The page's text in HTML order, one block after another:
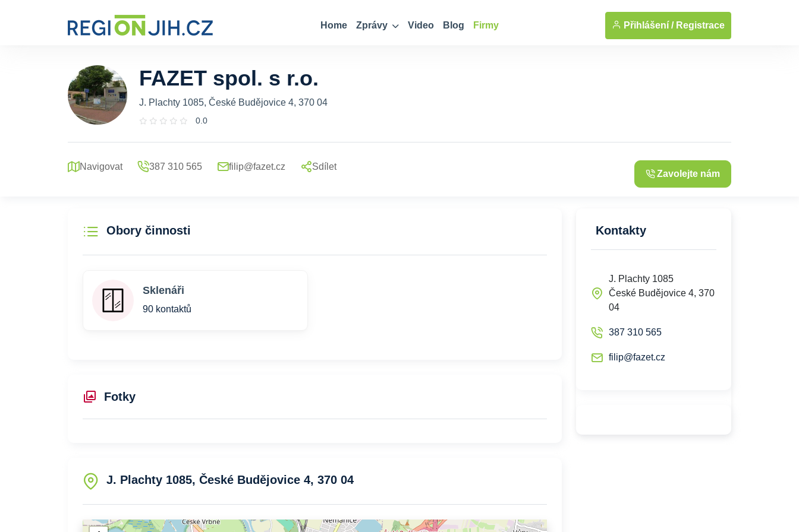
Home Zprávy Video Blog Firmy Přihlášení / Registrace
... Zobrazit fotografie
FAZET spol. s r.o.
J. Plachty 1085, České Budějovice 4, 370 04
0.0
Navigovat 387 310 565 filip@fazet.cz Sdílet
Zavolejte nám
Obory činnosti
Sklenáři
90 kontaktů
Fotky
J. Plachty 1085, České Budějovice 4, 370 04
Kontakty
J. Plachty 1085
České Budějovice 4, 370
04
387 310 565
filip@fazet.cz